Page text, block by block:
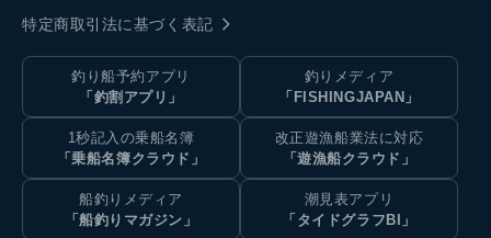
特定商取引法に基づく表記
釣り船予約アプリ
「釣割アプリ」
釣りメディア
「FISHINGJAPAN」
1秒記入の乗船名簿
「乗船名簿クラウド」
改正遊漁船業法に対応
「遊漁船クラウド」
船釣りメディア
「船釣りマガジン」
潮見表アプリ
「タイドグラフBI」